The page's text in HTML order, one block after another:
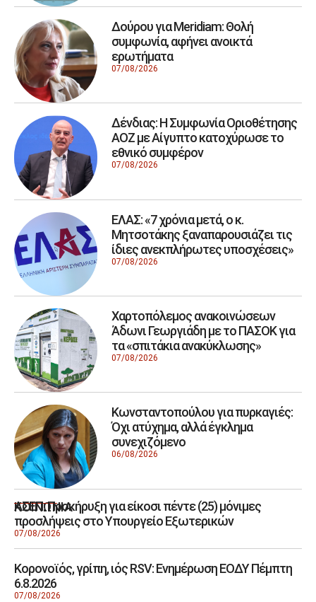
Δούρου για Meridiam: Θολή
συμφωνία, αφήνει ανοικτά
ερωτήματα
07/08/2026
Δένδιας: Η Συμφωνία Οριοθέτησης
ΑΟΖ με Αίγυπτο κατοχύρωσε το
εθνικό συμφέρον
07/08/2026
ΕΛΑΣ: «7 χρόνια μετά, ο κ.
Μητσοτάκης ξαναπαρουσιάζει τις
ίδιες ανεκπλήρωτες υποσχέσεις»
07/08/2026
Χαρτοπόλεμος ανακοινώσεων
Άδωνι Γεωργιάδη με το ΠΑΣΟΚ για
τα «σπιτάκια ανακύκλωσης»
07/08/2026
Κωνσταντοπούλου για πυρκαγιές:
Όχι ατύχημα, αλλά έγκλημα
συνεχιζόμενο
06/08/2026
ΚΟΙΝΩΝΙΑ
ΑΣΕΠ: Προκήρυξη για είκοσι πέντε (25) μόνιμες
προσλήψεις στο Υπουργείο Εξωτερικών
07/08/2026
Κορονοϊός, γρίπη, ιός RSV: Ενημέρωση ΕΟΔΥ Πέμπτη
6.8.2026
07/08/2026